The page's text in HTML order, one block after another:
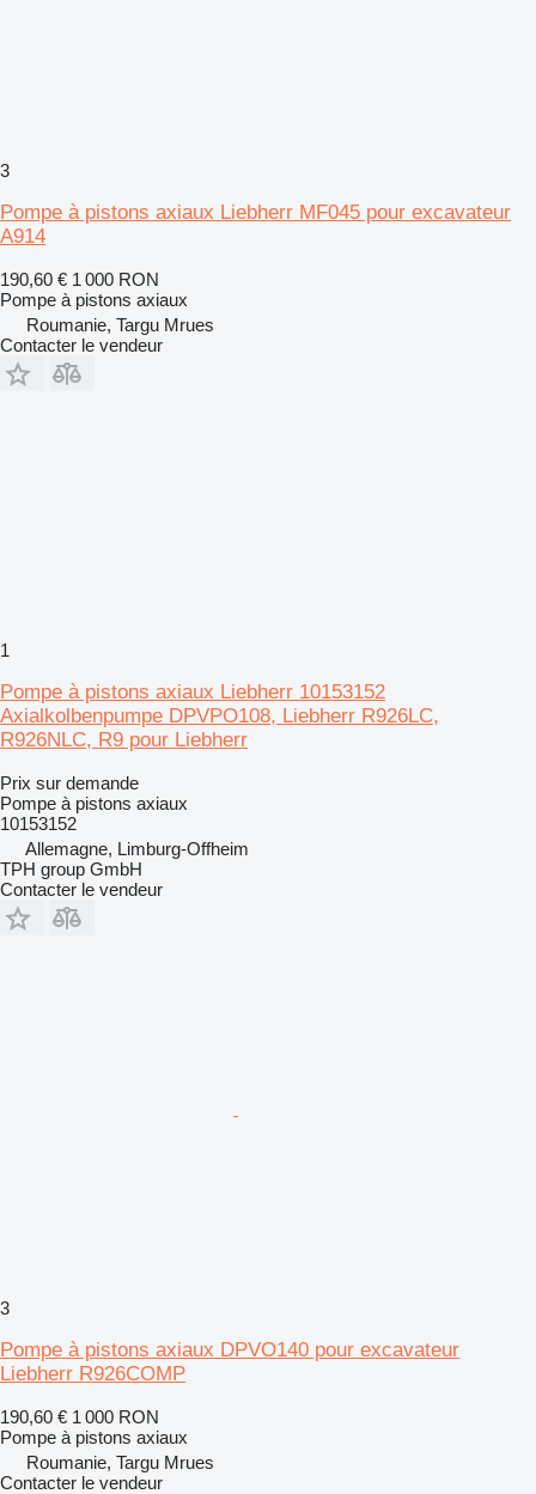
3
Pompe à pistons axiaux Liebherr MF045 pour excavateur
A914
190,60 € 1 000 RON
Pompe à pistons axiaux
Roumanie, Targu Mrues
Contacter le vendeur
1
Pompe à pistons axiaux Liebherr 10153152
Axialkolbenpumpe DPVPO108, Liebherr R926LC,
R926NLC, R9 pour Liebherr
Prix sur demande
Pompe à pistons axiaux
10153152
Allemagne, Limburg-Offheim
TPH group GmbH
Contacter le vendeur
3
Pompe à pistons axiaux DPVO140 pour excavateur
Liebherr R926COMP
190,60 € 1 000 RON
Pompe à pistons axiaux
Roumanie, Targu Mrues
Contacter le vendeur